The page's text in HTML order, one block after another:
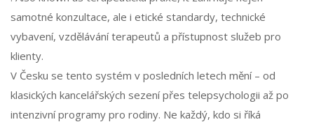
samotné konzultace, ale i etické standardy, technické
vybavení, vzdělávání terapeutů a přístupnost služeb pro
klienty.
V Česku se tento systém v posledních letech mění – od
klasických kancelářských sezení přes telepsychologii až po
intenzivní programy pro rodiny. Ne každý, kdo si říká